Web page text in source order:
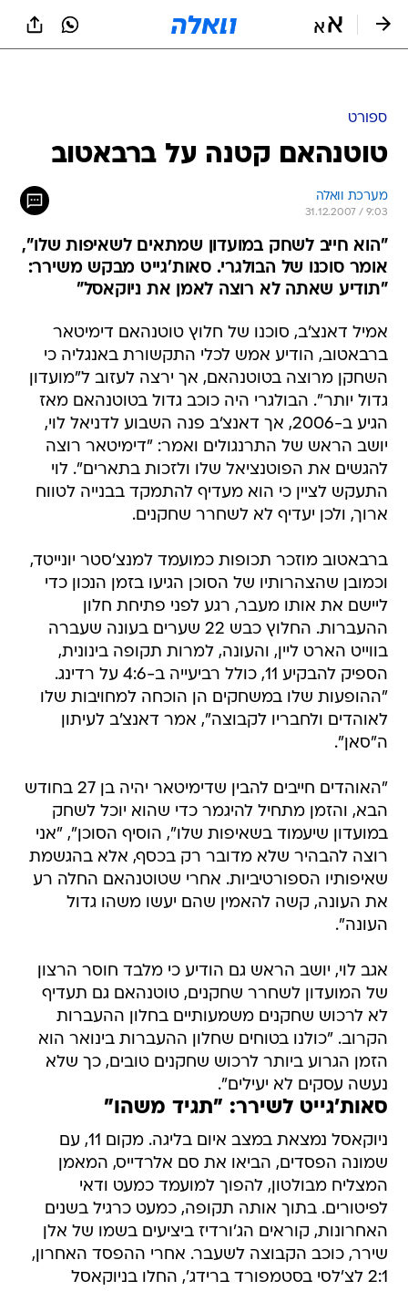
ספורט
טוטנהאם קטנה על ברבאטוב
מערכת וואלה
31.12.2007 / 9:03
"הוא חייב לשחק במועדון שמתאים לשאיפות שלו",
אומר סוכנו של הבולגרי. סאות'גייט מבקש משירר:
"תודיע שאתה לא רוצה לאמן את ניוקאסל"
אמיל דאנצ'ב, סוכנו של חלוץ טוטנהאם דימיטאר
ברבאטוב, הודיע אמש לכלי התקשורת באנגליה כי
השחקן מרוצה בטוטנהאם, אך ירצה לעזוב ל"מועדון
גדול יותר". הבולגרי היה כוכב גדול בטוטנהאם מאז
הגיע ב-2006, אך דאנצ'ב פנה השבוע לדניאל לוי,
יושב הראש של התרנגולים ואמר: "דימיטאר רוצה
להגשים את הפוטנציאל שלו ולזכות בתארים". לוי
התעקש לציין כי הוא מעדיף להתמקד בבנייה לטווח
ארוך, ולכן יעדיף לא לשחרר שחקנים.
ברבאטוב מוזכר תכופות כמועמד למנצ'סטר יונייטד,
וכמובן שהצהרותיו של הסוכן הגיעו בזמן הנכון כדי
ליישם את אותו מעבר, רגע לפני פתיחת חלון
ההעברות. החלוץ כבש 22 שערים בעונה שעברה
בווייט הארט ליין, והעונה, למרות תקופה בינונית,
הספיק להבקיע 11, כולל רביעייה ב-4:6 על רדינג.
"ההופעות שלו במשחקים הן הוכחה למחויבות שלו
לאוהדים ולחבריו לקבוצה", אמר דאנצ'ב לעיתון
ה"סאן".
"האוהדים חייבים להבין שדימיטאר יהיה בן 27 בחודש
הבא, והזמן מתחיל להיגמר כדי שהוא יוכל לשחק
במועדון שיעמוד בשאיפות שלו", הוסיף הסוכן", "אני
רוצה להבהיר שלא מדובר רק בכסף, אלא בהגשמת
שאיפותיו הספורטיביות. אחרי שטוטנהאם החלה רע
את העונה, קשה להאמין שהם יעשו משהו גדול
העונה".
אגב לוי, יושב הראש גם הודיע כי מלבד חוסר הרצון
של המועדון לשחרר שחקנים, טוטנהאם גם תעדיף
לא לרכוש שחקנים משמעותיים בחלון ההעברות
הקרוב. "כולנו בטוחים שחלון ההעברות בינואר הוא
הזמן הגרוע ביותר לרכוש שחקנים טובים, כך שלא
נעשה עסקים לא יעילים".
סאות'גייט לשירר: "תגיד משהו"
ניוקאסל נמצאת במצב איום בליגה. מקום 11, עם
שמונה הפסדים, הביאו את סם אלרדייס, המאמן
המצליח מבולטון, להפוך למועמד כמעט ודאי
לפיטורים. בתוך אותה תקופה, כמעט כרגיל בשנים
האחרונות, קוראים הג'ורדיז ביציעים בשמו של אלן
שירר, כוכב הקבוצה לשעבר. אחרי ההפסד האחרון,
2:1 לצ'לסי בסטמפורד ברידג', החלו בניוקאסל